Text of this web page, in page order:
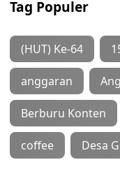
Tag Populer
(HUT) Ke-64
anggaran
Berburu Konten
coffee Desa